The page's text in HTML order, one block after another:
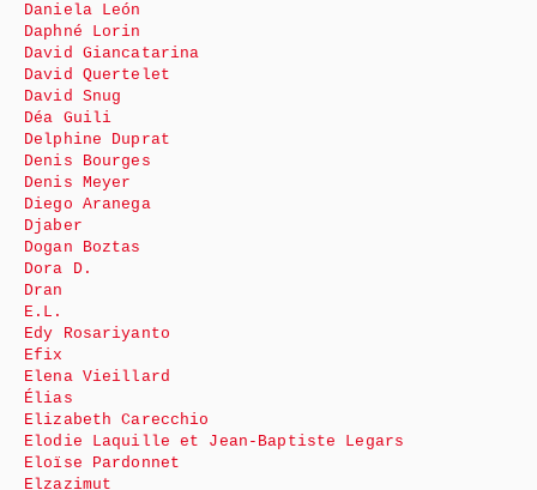
Daniela León
Daphné Lorin
David Giancatarina
David Quertelet
David Snug
Déa Guili
Delphine Duprat
Denis Bourges
Denis Meyer
Diego Aranega
Djaber
Dogan Boztas
Dora D.
Dran
E.L.
Edy Rosariyanto
Efix
Elena Vieillard
Élias
Elizabeth Carecchio
Elodie Laquille et Jean-Baptiste Legars
Eloïse Pardonnet
Elzazimut